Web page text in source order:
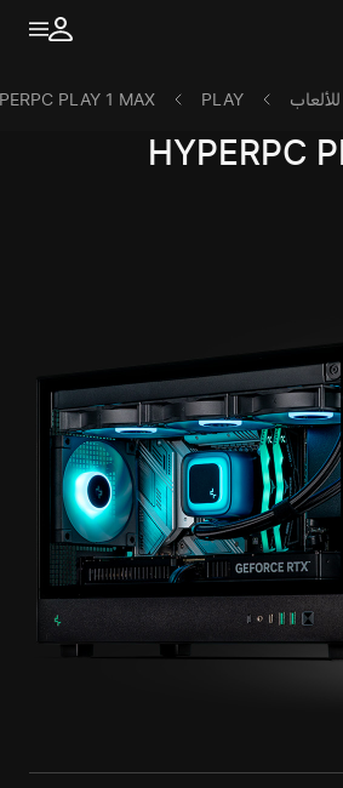
PLAY
PLAY 1 MAX
HYPERPC